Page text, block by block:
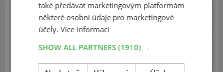
Brždění ABS - sníh
Rozjezd - sníh
Ovladatelnost - sníh
Brždění ABS - led
také předávat marketingovým platformám
některé osobní údaje pro marketingové
účely.Více informací
SHOW ALL PARTNERS(1910) →